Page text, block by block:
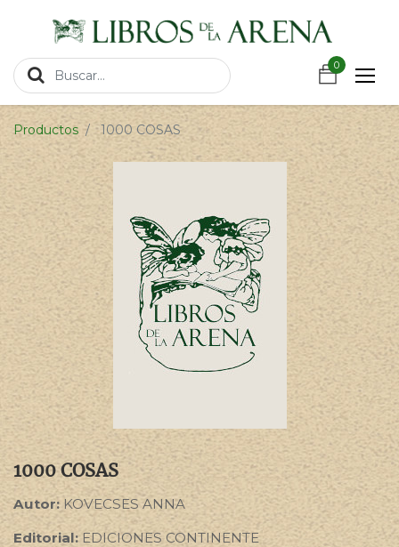
0
0
Productos 1000 COSAS
1000 COSAS
Autor: KOVECSES ANNA
Editorial: EDICIONES CONTINENTE